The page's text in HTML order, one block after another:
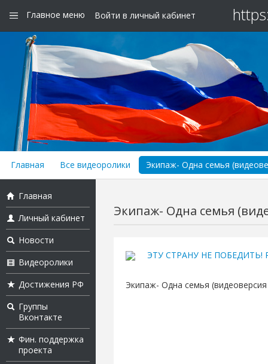
Главное меню Войти в личный кабинет
Главная Все видеоролики Экипаж- Одна семья
Главная
Личный кабинет
Новости
Видеоролики
Достижения РФ
Группы
Вконтакте
Фин. поддержка
проекта
Экипаж- Одна семья
ЭТУ СТРАНУ НЕ ПОБЕДИТЬ!
Экипаж- Одна семья